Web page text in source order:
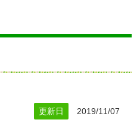
更新日 2019/11/07